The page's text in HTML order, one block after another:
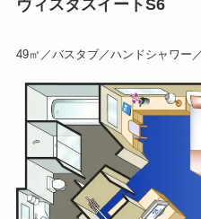
ヴィスタスイートS6
49㎡／バスタブ／ハンドシャワー